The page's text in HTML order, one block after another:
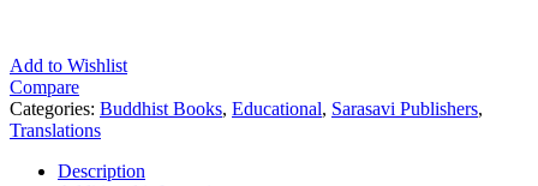
Add to Wishlist
Compare
Categories: Buddhist Books, Educational, Sarasavi Publishers,
Translations
Description